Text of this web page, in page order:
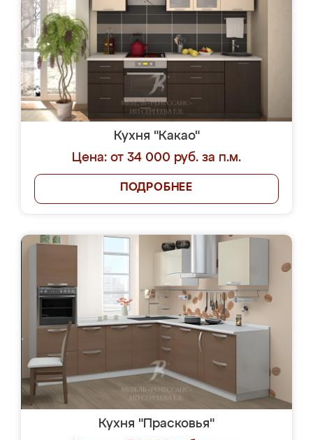
Кухня "Какао"
Цена: от 34 000 руб. за п.м.
ПОДРОБНЕЕ
Кухня "Прасковья"